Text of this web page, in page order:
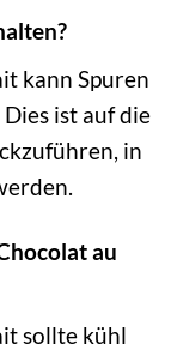
kann Spuren
ist auf die
in
au
sollte kühl